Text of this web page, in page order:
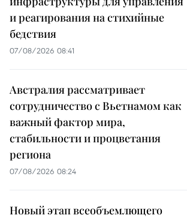
и реагирования на стихийные
бедствия
07/08/2026 08:41
Австралия рассматривает
сотрудничество с Вьетнамом как
важный фактор мира,
стабильности и процветания
региона
07/08/2026 08:24
Новый этап всеобъемлющего